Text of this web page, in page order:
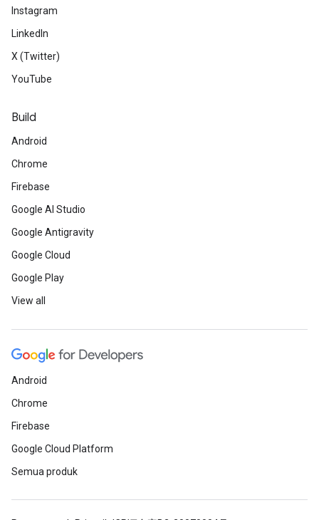
Instagram
LinkedIn
X (Twitter)
YouTube
Build
Android
Chrome
Firebase
Google AI Studio
Google Antigravity
Google Cloud
Google Play
View all
Android
Chrome
Firebase
Google Cloud Platform
Semua produk